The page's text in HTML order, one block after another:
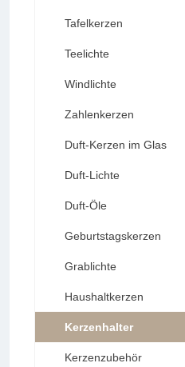
Tafelkerzen
Teelichte
Windlichte
Zahlenkerzen
Duft-Kerzen im Glas
Duft-Lichte
Duft-Öle
Geburtstagskerzen
Grablichte
Haushaltkerzen
Kerzenhalter
Kerzenzubehör